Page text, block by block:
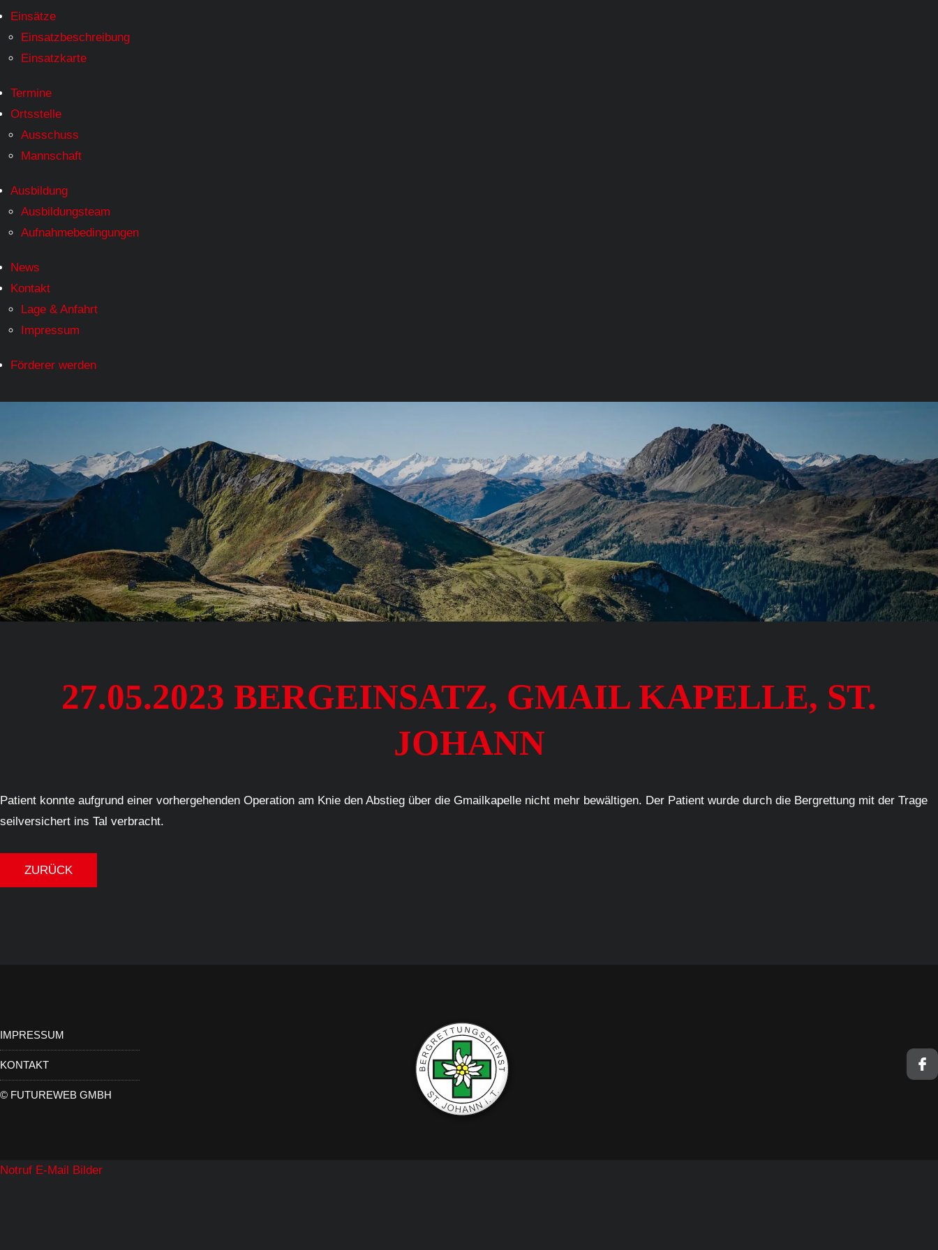
Einsätze
Einsatzbeschreibung
Einsatzkarte
Termine
Ortsstelle
Ausschuss
Mannschaft
Ausbildung
Ausbildungsteam
Aufnahmebedingungen
News
Kontakt
Lage & Anfahrt
Impressum
Förderer werden
27.05.2023 BERGEINSATZ, GMAIL KAPELLE, ST.
JOHANN
Patient konnte aufgrund einer vorhergehenden Operation am Knie den Abstieg über die Gmailkapelle nicht mehr bewältigen. Der Patient wurde durch die Bergrettung mit der Trage
seilversichert ins Tal verbracht.
ZURÜCK
IMPRESSUM
KONTAKT
© FUTUREWEB GMBH
Notruf E-Mail Bilder